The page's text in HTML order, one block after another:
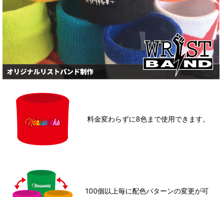
料金変わらずに8色まで使用できます。
100個以上毎に配色パターンの変更が可